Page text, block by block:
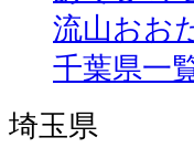
流山おお
千葉県一
埼玉県